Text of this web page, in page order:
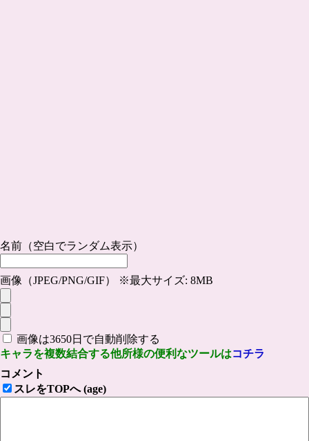
名前（空白でランダム表示）
画像（JPEG/PNG/GIF） ※最大サイズ: 8MB
画像は3650日で自動削除する
キャラを複数結合する他所様の便利なツールはコチラ
コメント
スレをTOPへ (age)